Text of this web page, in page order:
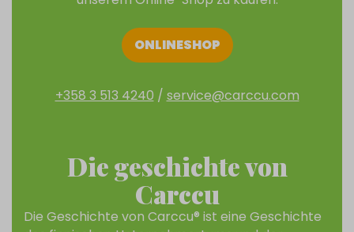
ONLINESHOP
+358 3 513 4240 / service@carccu.com
Die geschichte von
Carccu
Die Geschichte von Carccu® ist eine Geschichte